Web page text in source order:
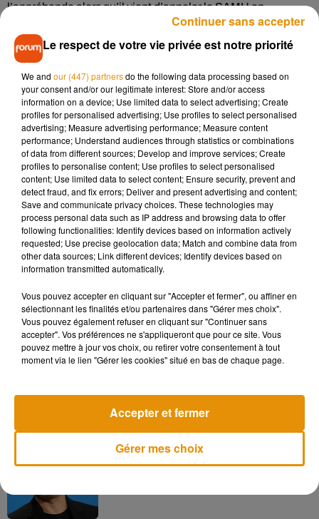
l’appréhende alors qu’il vient d’appeler le SAMU en
menaçant de mettre fin à ces jours. A ses côtés, les forces de
l’ordre retrouvent les mêmes bouteilles de gaz qu’utilisées la
veille.
En garde à vue, ce sans domicile fixe de 52 ans a reconnu
être l’auteur des incendies. Une dizaine d’autres
dégradations lui sont aussi imputées depuis le début de
l’année. Présenté à la justice, il a été condamné à trois ans
de prison ferme.
Musique
5 août 2026
Après le film, bientôt une docu-série sur
Tiny Desk invite Charlie Puth pour une
Benjamin Biolay nous emmène en
Le respect de votre vie privée est notre priorité
We and our (447) partnersdo the following data processing based on
your consent and/or our legitimate interest: Store and/or access
information on a device; Use limited data to select advertising; Create
profiles for personalised advertising; Use profiles to select personalised
advertising; Measure advertising performance; Measure content
performance; Understand audiences through statistics or combinations
of data from different sources; Develop and improve services; Create
profiles to personalise content; Use profiles to select personalised
content; Use limited data to select content; Ensure security, prevent and
detect fraud, and fix errors; Deliver and present advertising and content;
Save and communicate privacy choices. These technologies may
process personal data such as IP address and browsing data to offer
following functionalities: Identify devices based on information actively
requested; Use precise geolocation data; Match and combine data from
other data sources; Link different devices; Identify devices based on
information transmitted automatically.
Vous pouvez accepter en cliquant sur "Accepter et fermer", ou affiner en
sélectionnant les finalités et/ou partenaires dans "Gérer mes choix".
Vous pouvez également refuser en cliquant sur "Continuer sans
accepter". Vos préférences ne s'appliqueront que pour ce site. Vous
pouvez mettre à jour vos choix, ou retirer votre consentement à tout
moment via le lien "Gérer les cookies" situé en bas de chaque page.
Gérer mes choix
Accepter et fermer
Continuer sans accepter